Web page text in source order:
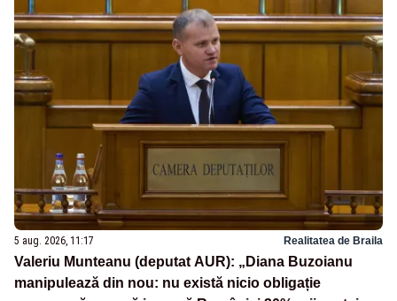
5 aug. 2026, 11:17 Realitatea de Braila
Valeriu Munteanu (deputat AUR): „Diana Buzoianu
manipulează din nou: nu există nicio obligație